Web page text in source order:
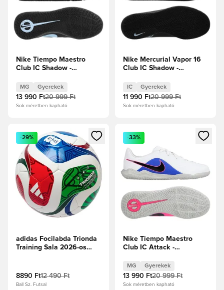
Nike Tiempo Maestro
Club IC Shadow -
MG Gyerekek
13 990 Ft20 999 Ft
Sok méretben kapható
Nike Mercurial Vapor 16
Club IC Shadow -
IC Gyerekek
11 990 Ft20 999 Ft
Sok méretben kapható
Megnyit egy modált a bejelentkezéshez vagy a tagként
-29%
adidas Focilabda Trionda
Training Sala 2026-os
8890 Ft12 490 Ft
Ball Sz. Futsal
Megnyit egy modált a
-33%
Nike Tiempo Maestro
Club IC Attack -
Blue/Pink Blast Gyerek
MG Gyerekek
13 990 Ft20 999 Ft
Sok méretben kapható